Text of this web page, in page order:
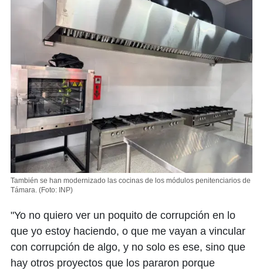
También se han modernizado las cocinas de los módulos penitenciarios de
Támara. (Foto: INP)
"Yo no quiero ver un poquito de corrupción en lo
que yo estoy haciendo, o que me vayan a vincular
con corrupción de algo, y no solo es ese, sino que
hay otros proyectos que los pararon porque